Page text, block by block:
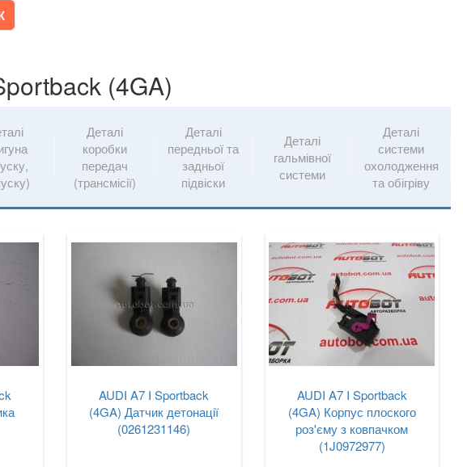
(4GA)
Деталі
коробки
передач
(трансмісії)
Деталі
передньої та
задньої
підвіски
Деталі
гальмівної
системи
Деталі
системи
охолодження
та обігріву
AUDI A7 I Sportback
(4GA) Датчик детонації
(0261231146)
AUDI A7 I Sportback
(4GA) Корпус плоского
роз'єму з ковпачком
(1J0972977)